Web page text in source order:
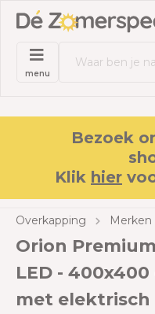
menu
Bezoek
Klik hier
Overkapping Merken
Orion
LED -
met elektrisch